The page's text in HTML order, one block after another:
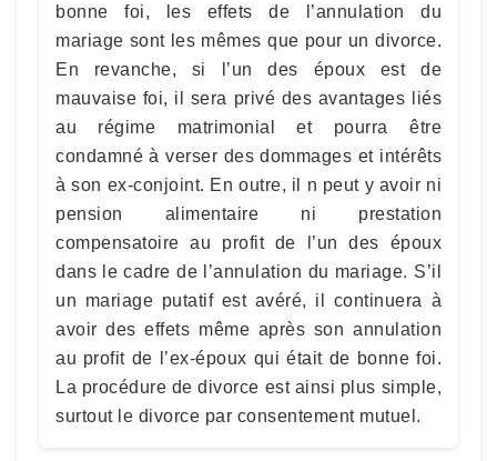
bonne foi, les effets de l’annulation du
mariage sont les mêmes que pour un divorce.
En revanche, si l’un des époux est de
mauvaise foi, il sera privé des avantages liés
au régime matrimonial et pourra être
condamné à verser des dommages et intérêts
à son ex-conjoint. En outre, il n peut y avoir ni
pension alimentaire ni prestation
compensatoire au profit de l’un des époux
dans le cadre de l’annulation du mariage. S’il
un mariage putatif est avéré, il continuera à
avoir des effets même après son annulation
au profit de l’ex-époux qui était de bonne foi.
La procédure de divorce est ainsi plus simple,
surtout le divorce par consentement mutuel.